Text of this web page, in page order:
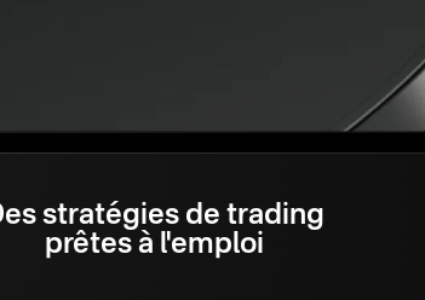
stratégies de trading
prêtes à l'emploi